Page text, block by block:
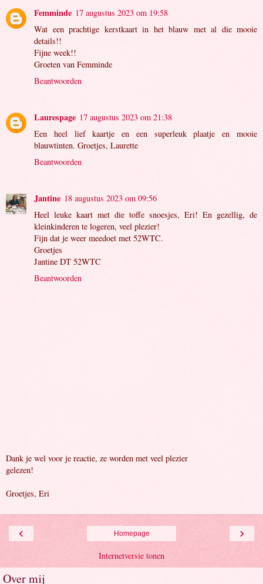
Femminde 17 augustus 2023 om 19:58
Wat een prachtige kerstkaart in het blauw met al die mooie
details!!
Fijne week!!
Groeten van Femminde
Beantwoorden
Laurespage 17 augustus 2023 om 21:38
Een heel lief kaartje en een superleuk plaatje en mooie
blauwtinten. Groetjes, Laurette
Beantwoorden
Jantine 18 augustus 2023 om 09:56
Heel leuke kaart met die toffe snoesjes, Eri! En gezellig, de
kleinkinderen te logeren, veel plezier!
Fijn dat je weer meedoet met 52WTC.
Groetjes
Jantine DT 52WTC
Beantwoorden
Dank je wel voor je reactie, ze worden met veel plezier
gelezen!
Groetjes, Eri
‹ ›
Homepage
Internetversie tonen
Over mij